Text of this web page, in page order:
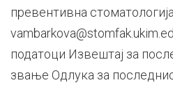
превентивна
податоци Извештај за
звање Одлука за